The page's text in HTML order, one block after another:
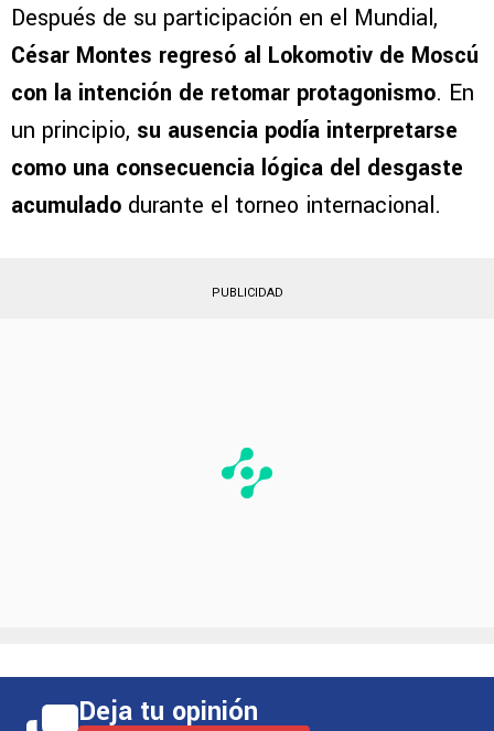
Después de su participación en el Mundial,
César Montes regresó al Lokomotiv de Moscú
con la intención de retomar protagonismo. En
un principio, su ausencia podía interpretarse
como una consecuencia lógica del desgaste
acumulado durante el torneo internacional.
PUBLICIDAD
Deja tu opinión